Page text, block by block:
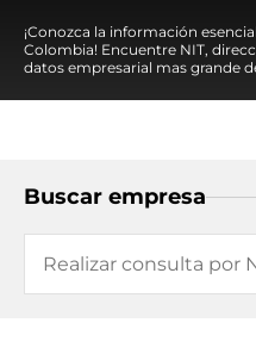
¡Conozca la información
Colombia! Encuentre NIT,
datos empresarial mas grande
Buscar empresa